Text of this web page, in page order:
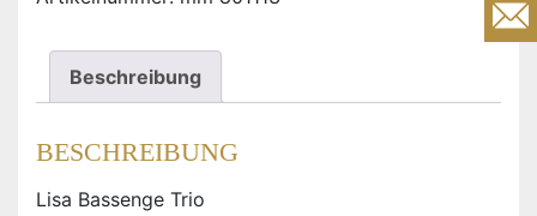
Beschreibung
BESCHREIBUNG
Lisa Bassenge Trio